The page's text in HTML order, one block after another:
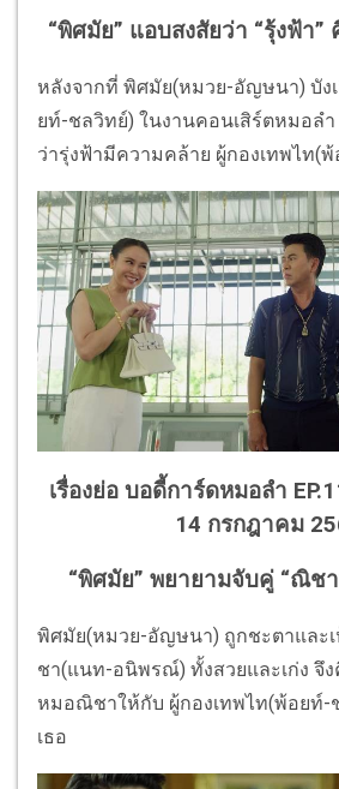
“พิศมัย” แอบสงสัยว่า “รุ้งฟ้า”
หลังจากที่ พิศมัย(หมวย-อัญษนา) บัง
ยท์-ชลวิทย์) ในงานคอนเสิร์ตหมอล
ว่ารุ่งฟ้ามีความคล้าย ผู้กองเทพไท(
เรื่องย่อ บอดี้การ์ดหมอลำ
14 กรกฎาคม
“พิศมัย” พยายามจับคู่ “ณิชา
พิศมัย(หมวย-อัญษนา) ถูกชะตาและ
ชา(แนท-อนิพรณ์) ทั้งสวยและเก่ง จึ
หมอณิชาให้กับ ผู้กองเทพไท(พ้อยท์-
เธอ